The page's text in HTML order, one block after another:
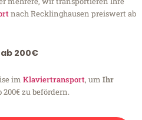
nach Recklinghausen preiswert ab
ab 200€
im Klaviertransport, um Ihr
200€ zu befördern.